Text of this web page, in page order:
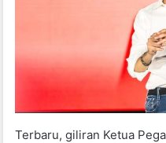
Terbaru, giliran Ketua